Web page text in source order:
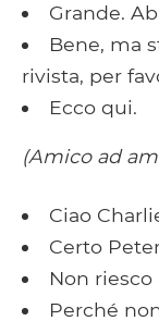
Grande.
Bene, ma
rivista, per
Ecco qui.
(Amico ad
Ciao
Certo
Non riesco
Perché